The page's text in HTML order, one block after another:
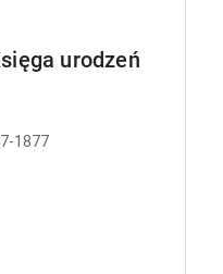
urodzeń
1877